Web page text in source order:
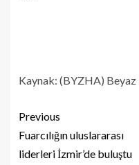
Kaynak: (BYZHA) Beyaz
Previous
Fuarcılığın uluslararası
liderleri İzmir’de buluştu